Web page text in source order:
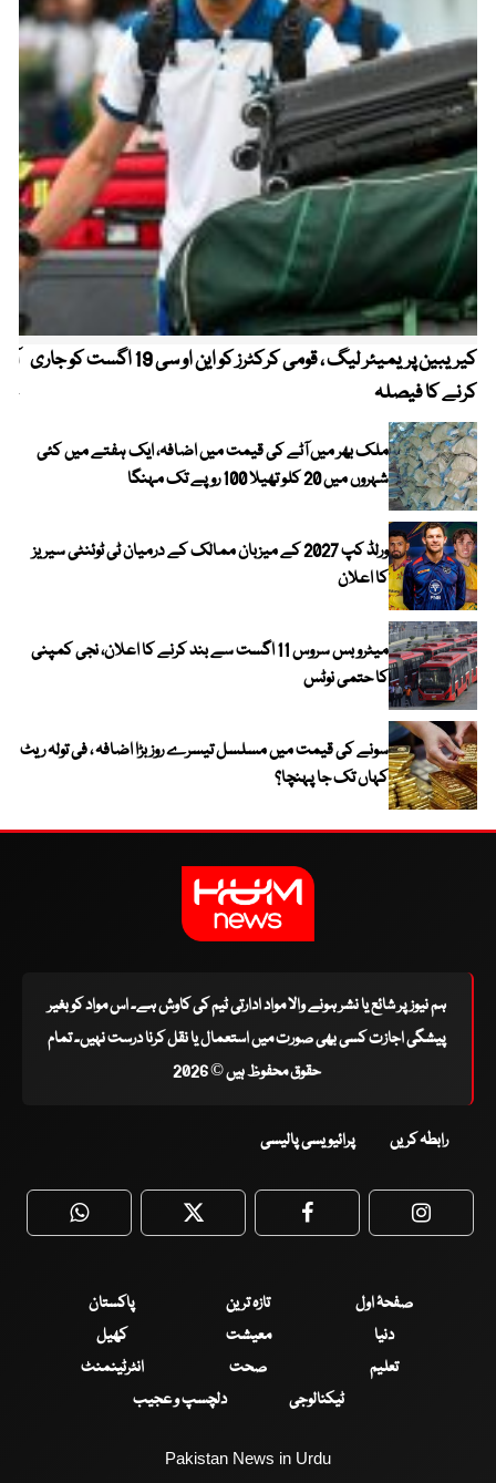
کیریبین پریمیئر لیگ ، قومی کرکٹرز کو این او سی 19 اگست کو جاری
کرنے کا فیصلہ
ملک بھر میں آٹے کی قیمت میں اضافہ، ایک ہفتے میں کئی
شہروں میں 20 کلو تھیلا 100 روپے تک مہنگا
ورلڈ کپ 2027 کے میزبان ممالک کے درمیان ٹی ٹوئنٹی سیریز
کا اعلان
میٹرو بس سروس 11 اگست سے بند کرنے کا اعلان، نجی کمپنی
کا حتمی نوٹس
سونے کی قیمت میں مسلسل تیسرے روز بڑا اضافہ ، فی تولہ ریٹ
کہاں تک جا پہنچا؟
ہم نیوز پر شائع یا نشر ہونے والا مواد ادارتی ٹیم کی کاوش ہے۔ اس مواد کو بغیر
پیشگی اجازت کسی بھی صورت میں استعمال یا نقل کرنا درست نہیں۔ تمام
حقوق محفوظ ہیں © 2026
رابطہ کریں پرائیویسی پالیسی
WhatsApp Twitter Facebook
صفحۂ اول تازہ ترین
پاکستان
دنیا
معیشت
کھیل
تعلیم
صحت
انٹرٹینمنٹ
ٹیکنالوجی
دلچسپ و عجیب
Pakistan News in Urdu